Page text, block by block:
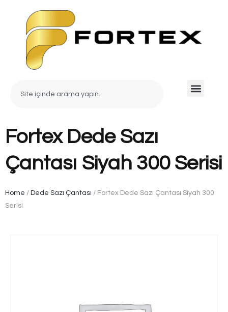
Fortex Dede Sazı
Çantası Siyah 300 Serisi
Home / Dede Sazı Çantası / Fortex Dede Sazı Çantası Siyah 300
Serisi